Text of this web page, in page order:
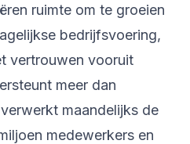
ruimte om te groeien
bedrijfsvoering,
vertrouwen vooruit
meer dan
maandelijks de
medewerkers en